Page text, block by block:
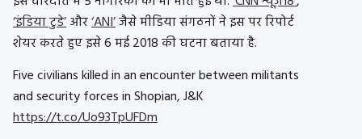
‘इंडिया टुडे’और‘ANI’जैसे मीडिया संगठनों ने इस पर रिपोर्ट
शेयर करते हुए इसे 6 मई 2018 की घटना बताया है.
Five civilians killed in an encounter between militants
and security forces in Shopian, J&K
https://t.co/Uo93TpUFDm